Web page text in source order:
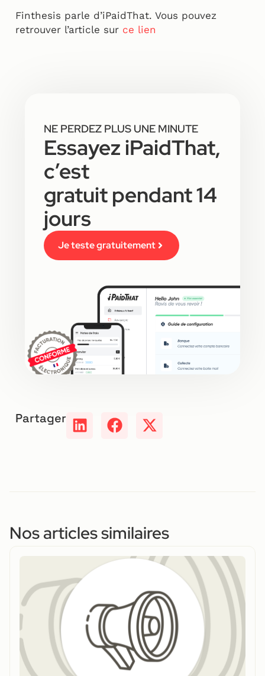
Finthesis parle d’iPaidThat. Vous pouvez
retrouver l’article sur ce lien
NE PERDEZ PLUS UNE MINUTE
Essayez iPaidThat,
c’est
gratuit pendant 14
jours
Je teste gratuitement
Partager
Nos articles similaires